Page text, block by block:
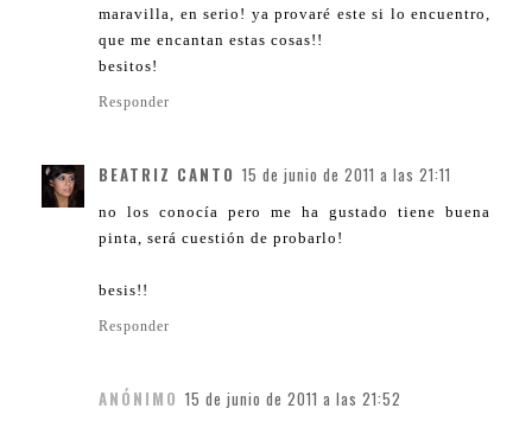
maravilla, en serio! ya provaré este si lo encuentro,
que me encantan estas cosas!!
besitos!
Responder
BEATRIZ CANTO 15 de junio de 2011 a las 21:11
no los conocía pero me ha gustado tiene buena
pinta, será cuestión de probarlo!
besis!!
Responder
ANÓNIMO 15 de junio de 2011 a las 21:52